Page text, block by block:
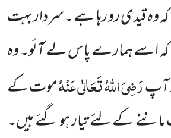
وہ قیدی رو رہا ہے ۔سردار بہت
کہ اسے ہمارے پاس لے آئو۔ وہ
آپرَضِیَ اللہُ تَعَالٰی عَنْہُموت کے
کے لئے تیار ہو گئے ہیں۔